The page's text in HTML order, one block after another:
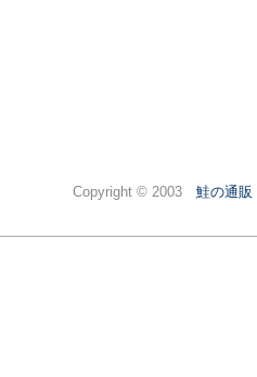
Copyright © 2003 鮭の通販